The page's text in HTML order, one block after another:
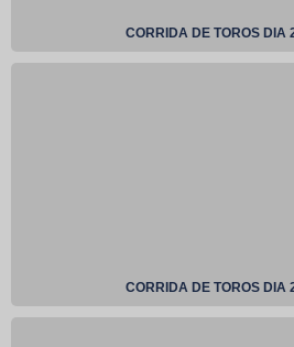
CORRIDA DE TOROS DIA
CORRIDA DE TOROS DIA